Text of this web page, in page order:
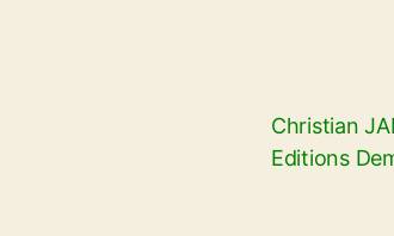
Christian
Editions